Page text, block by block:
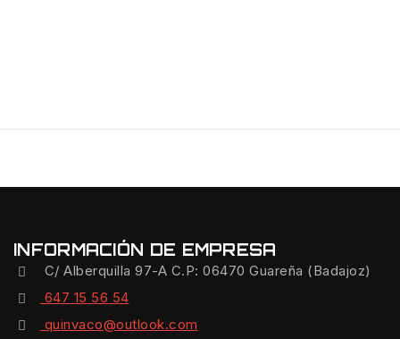
INFORMACIÓN DE EMPRESA
C/ Alberquilla 97-A C.P: 06470 Guareña (Badajoz)
647 15 56 54
quinvaco@outlook.com